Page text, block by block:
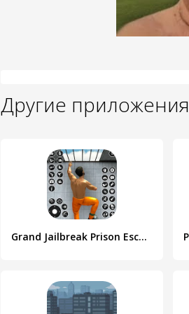
Другие приложения
Grand Jailbreak Prison Escape